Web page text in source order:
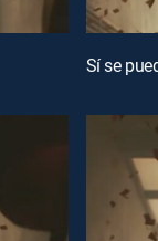
Sí se